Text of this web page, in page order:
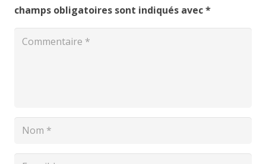
champs obligatoires sont indiqués avec*